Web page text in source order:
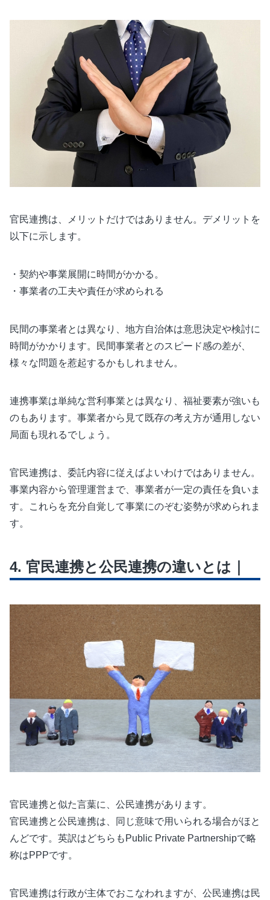
官民連携は、メリットだけではありません。デメリットを
以下に示します。
・契約や事業展開に時間がかかる。
・事業者の工夫や責任が求められる
民間の事業者とは異なり、地方自治体は意思決定や検討に
時間がかかります。民間事業者とのスピード感の差が、
様々な問題を惹起するかもしれません。
連携事業は単純な営利事業とは異なり、福祉要素が強いも
のもあります。事業者から見て既存の考え方が通用しない
局面も現れるでしょう。
官民連携は、委託内容に従えばよいわけではありません。
事業内容から管理運営まで、事業者が一定の責任を負いま
す。これらを充分自覚して事業にのぞむ姿勢が求められま
す。
官民連携と公民連携の違いとは｜
官民連携と似た言葉に、公民連携があります。
官民連携と公民連携は、同じ意味で用いられる場合がほと
んどです。英訳はどちらもPublic Private Partnershipで略
称はPPPです。
官民連携は行政が主体でおこなわれますが、公民連携は民